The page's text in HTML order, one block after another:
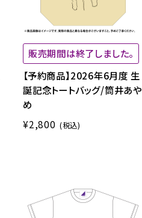
販売期間は終了しました。
【予約商品】2026年6月度 生
誕記念トートバッグ/筒井あや
め
¥2,800 (税込)